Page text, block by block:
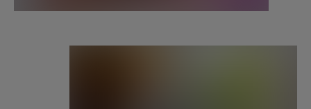
Immobilier de prestige, experts en propriétés de